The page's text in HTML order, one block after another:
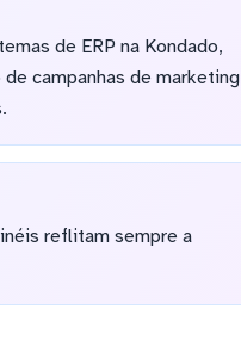
de ERP na Kondado,
campanhas de marketing
reflitam sempre a